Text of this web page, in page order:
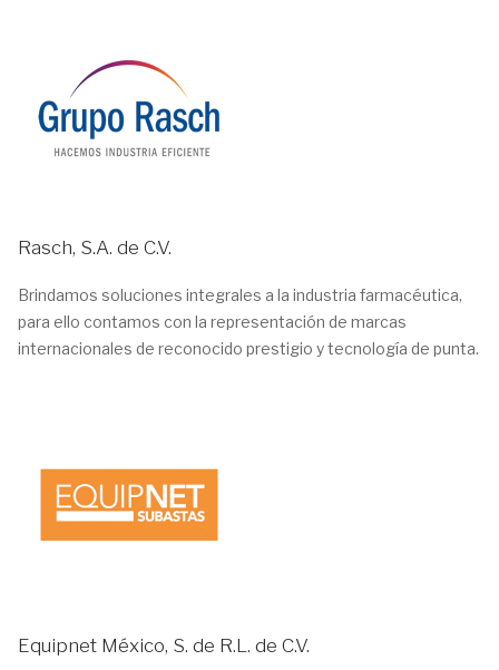
Rasch, S.A. de C.V.
Brindamos soluciones integrales a la industria farmacéutica,
para ello contamos con la representación de marcas
internacionales de reconocido prestigio y tecnología de punta.
Equipnet México, S. de R.L. de C.V.